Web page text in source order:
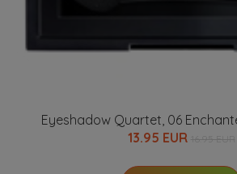
Eyeshadow Quartet, 06
13.95 EUR